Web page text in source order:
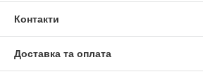
Контакти
Доставка та оплата